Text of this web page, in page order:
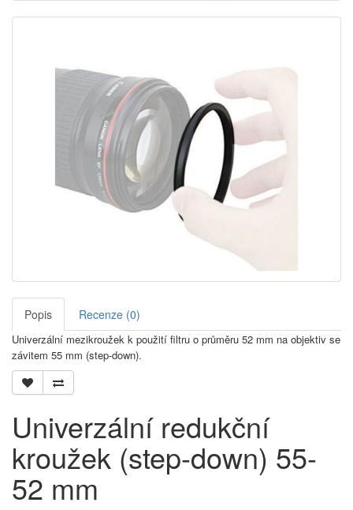
Popis Recenze (0)
Univerzální mezikroužek k použití filtru o průměru 52 mm na objektiv se
závitem 55 mm (step-down).
Univerzální redukční
kroužek (step-down) 55-
52 mm